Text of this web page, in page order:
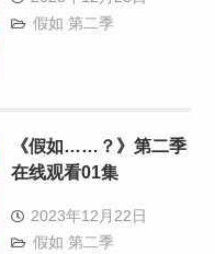
假如 第二季
《假如……？》第二季
在线观看01集
2023年12月22日
假如 第二季